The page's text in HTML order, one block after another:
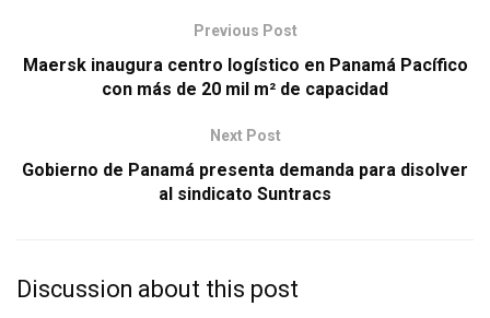
Previous Post
Maersk inaugura centro logístico en Panamá Pacífico
con más de 20 mil m² de capacidad
Next Post
Gobierno de Panamá presenta demanda para disolver
al sindicato Suntracs
Discussion about this post